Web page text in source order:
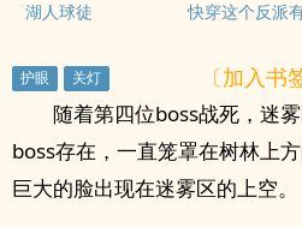
湖人球徒
快穿这个反派
〔加入书
随着第四位boss战死，迷
boss存在，一直笼罩在树林上
巨大的脸出现在迷雾区的上空。